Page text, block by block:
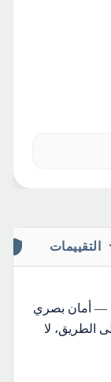
التقييمات
— أمان بصري
الطريق، لا